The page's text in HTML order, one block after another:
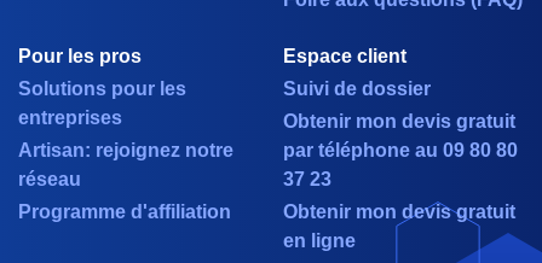
Pour les pros
Solutions pour les
entreprises
Artisan: rejoignez notre
réseau
Programme d'affiliation
Espace client
Suivi de dossier
Obtenir mon devis gratuit
par téléphone au 09 80 80
37 23
Obtenir mon devis gratuit
en ligne